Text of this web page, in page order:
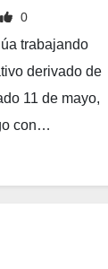
0
trabajando
derivado de
11 de mayo,
con…